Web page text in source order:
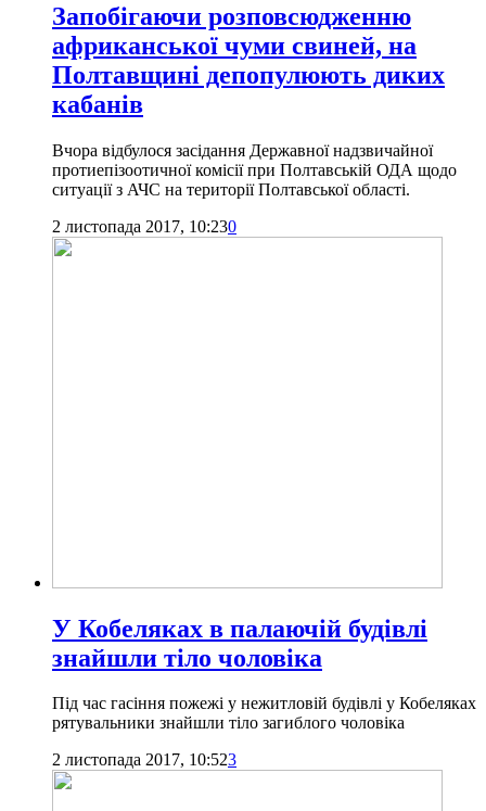
Запобігаючи розповсюдженню
африканської чуми свиней, на
Полтавщині депопулюють диких
кабанів
Вчора відбулося засідання Державної надзвичайної
протиепізоотичної комісії при Полтавській ОДА щодо
ситуації з АЧС на території Полтавської області.
2 листопада 2017, 10:230
У Кобеляках в палаючій будівлі
знайшли тіло чоловіка
Під час гасіння пожежі у нежитловій будівлі у Кобеляках
рятувальники знайшли тіло загиблого чоловіка
2 листопада 2017, 10:523